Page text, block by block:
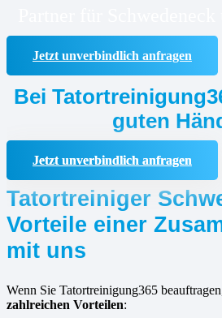
Jetzt unverbindlich anfragen
Bei
guten
Jetzt unverbindlich anfragen
Tatortreiniger
Vorteile einer
mit uns
Wenn Sie Tatortreinigung365
zahlreichen Vorteilen: